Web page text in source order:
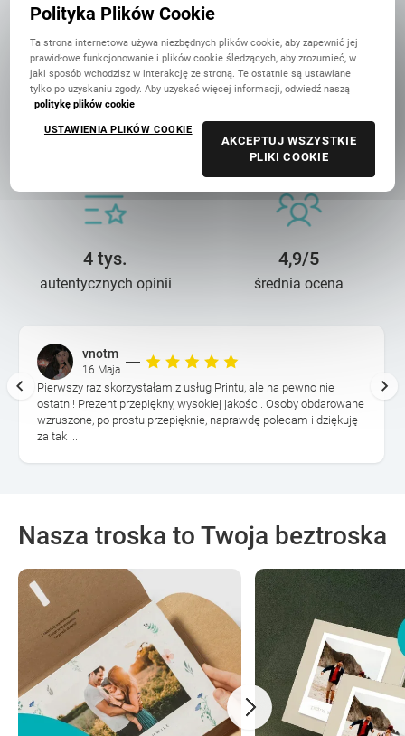
14 lat troski 90 mln+
wydrukowanych zdjęć
4 tys.
autentycznych opinii
4,9/5
średnia ocena
vnotm
16 Maja
Pierwszy raz skorzystałam z usług Printu, ale na pewno nie
ostatni! Prezent przepiękny, wysokiej jakości. Osoby obdarowane
wzruszone, po prostu przepięknie, naprawdę polecam i dziękuję
za tak ...
Nasza troska to Twoja beztroska
Polityka Plików Cookie
Ta strona internetowa używa niezbędnych plików cookie, aby zapewnić jej
prawidłowe funkcjonowanie i plików cookie śledzących, aby zrozumieć, w
jaki sposób wchodzisz w interakcję ze stroną. Te ostatnie są ustawiane
tylko po uzyskaniu zgody. Aby uzyskać więcej informacji, odwiedź naszą
politykę plików cookie
USTAWIENIA PLIKÓW COOKIE
AKCEPTUJ WSZYSTKIE
PLIKI COOKIE